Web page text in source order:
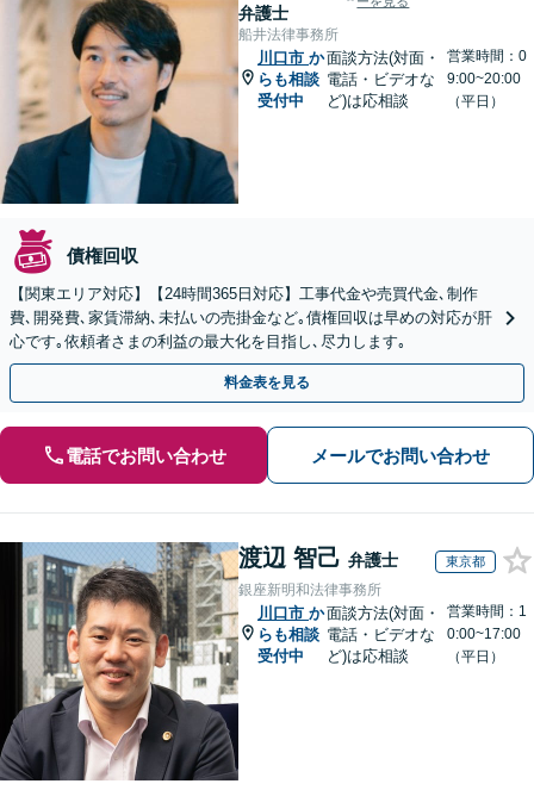
弁護士
船井法律事務所
川口市 か
らも相談
受付中
面談方法(対面・
電話・ビデオな
ど)は応相談
営業時間：0
9:00~20:00
（平日）
債権回収
【関東エリア対応】【24時間365日対応】工事代金や売買代金､制作
費､開発費､家賃滞納､未払いの売掛金など｡債権回収は早めの対応が肝
心です｡依頼者さまの利益の最大化を目指し､尽力します｡
料金表を見る
電話でお問い合わせ メールでお問い合わせ
渡辺 智己 弁護士 東京都
銀座新明和法律事務所
川口市 か
らも相談
受付中
面談方法(対面・
電話・ビデオな
ど)は応相談
営業時間：1
0:00~17:00
（平日）